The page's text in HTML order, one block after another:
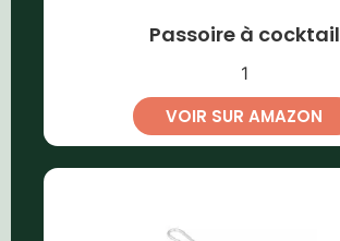
Passoire à cocktail
1
VOIR SUR AMAZON